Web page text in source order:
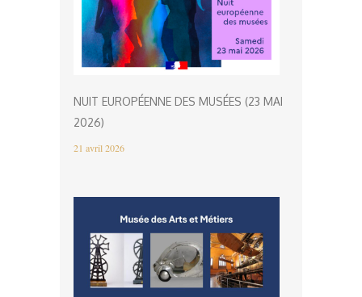
NUIT EUROPÉENNE DES MUSÉES (23 MAI
2026)
21 avril 2026